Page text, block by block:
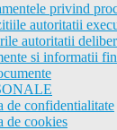
privind
autoritatii
autoritatii
si informatii
de confidentialitate
de cookies